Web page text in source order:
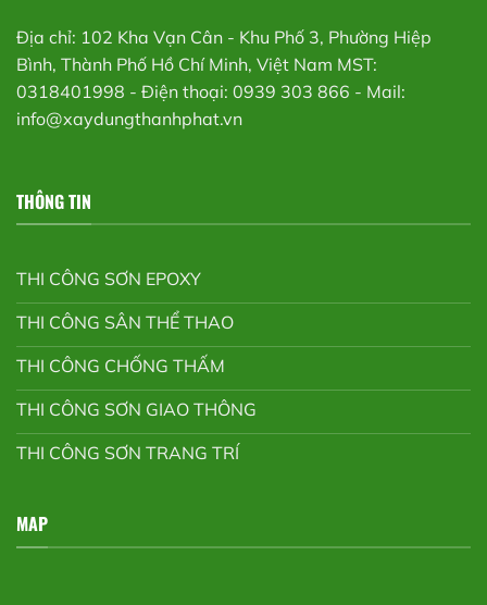
Địa chỉ: 102 Kha Vạn Cân - Khu Phố 3, Phường Hiệp
Bình, Thành Phố Hồ Chí Minh, Việt Nam MST:
0318401998 - Điện thoại: 0939 303 866 - Mail:
info@xaydungthanhphat.vn
THÔNG TIN
THI CÔNG SƠN EPOXY
THI CÔNG SÂN THỂ THAO
THI CÔNG CHỐNG THẤM
THI CÔNG SƠN GIAO THÔNG
THI CÔNG SƠN TRANG TRÍ
MAP